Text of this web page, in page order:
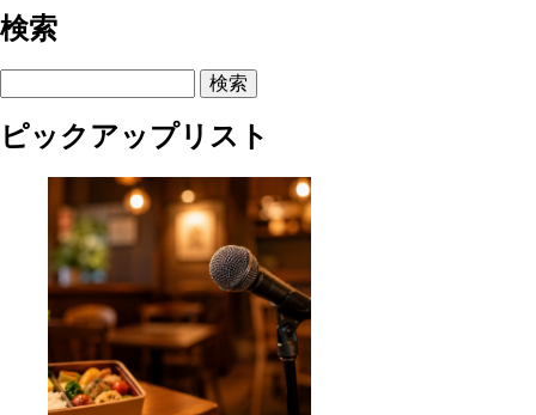
検索
検索
ピックアップリスト